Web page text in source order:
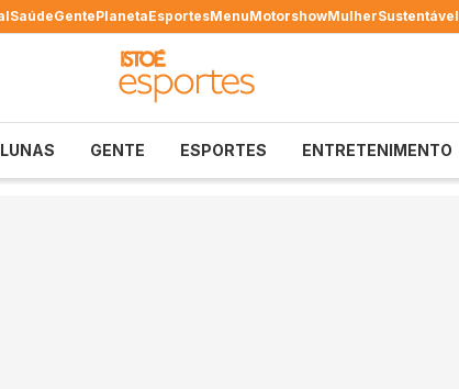
SaúdeGentePlanetaEsportesMenuMotorshowMulherSustentável
GENTE ESPORTES ENTRETENIMENTO